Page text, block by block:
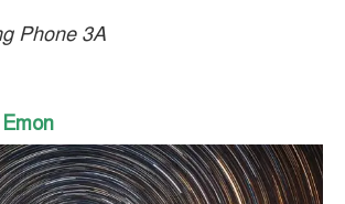
Phone 3A